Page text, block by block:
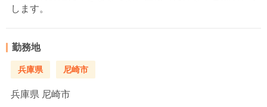
します。
勤務地
兵庫県 尼崎市
兵庫県 尼崎市